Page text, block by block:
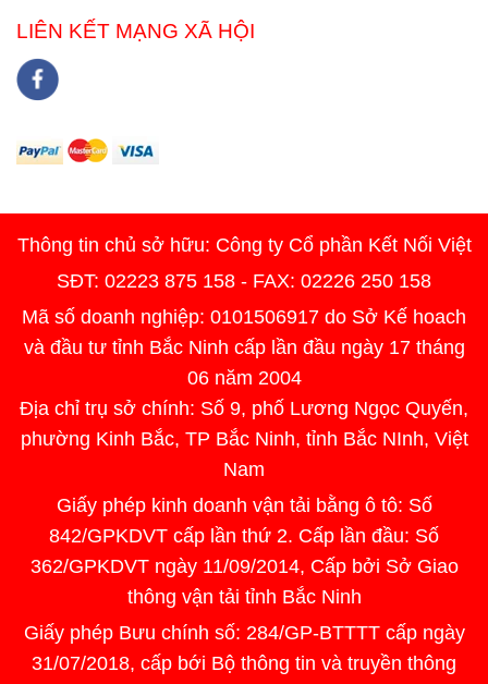
LIÊN KẾT MẠNG XÃ HỘI
Thông tin chủ sở hữu: Công ty Cổ phần Kết Nối Việt
SĐT: 02223 875 158 - FAX: 02226 250 158
Mã số doanh nghiệp: 0101506917 do Sở Kế hoach
và đầu tư tỉnh Bắc Ninh cấp lần đầu ngày 17 tháng
06 năm 2004
Địa chỉ trụ sở chính: Số 9, phố Lương Ngọc Quyến,
phường Kinh Bắc, TP Bắc Ninh, tỉnh Bắc NInh, Việt
Nam
Giấy phép kinh doanh vận tải bằng ô tô: Số
842/GPKDVT cấp lần thứ 2. Cấp lần đầu: Số
362/GPKDVT ngày 11/09/2014, Cấp bởi Sở Giao
thông vận tải tỉnh Bắc Ninh
Giấy phép Bưu chính số: 284/GP-BTTTT cấp ngày
31/07/2018, cấp bới Bộ thông tin và truyền thông